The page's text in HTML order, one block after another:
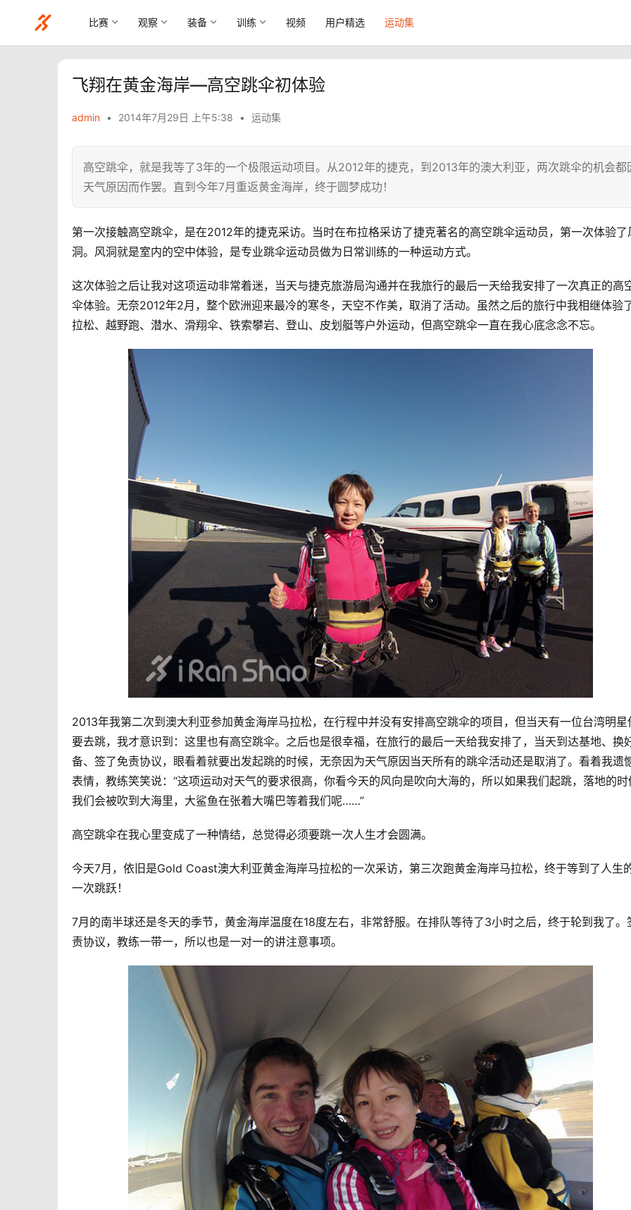
比赛 观察 装备 训练 视频 用户精选 运动集
飞翔在黄金海岸—高空跳伞初体验
admin • 2014年7月29日 上午5:38 • 运动集
高空跳伞，就是我等了3年的一个极限运动项目。从2012年的捷克，到2013年的澳大利亚，两次跳伞的机会都
天气原因而作罢。直到今年7月重返黄金海岸，终于圆梦成功！
第一次接触高空跳伞，是在2012年的捷克采访。当时在布拉格采访了捷克著名的高空跳伞运动员，第一次体验了
洞。风洞就是室内的空中体验，是专业跳伞运动员做为日常训练的一种运动方式。
这次体验之后让我对这项运动非常着迷，当天与捷克旅游局沟通并在我旅行的最后一天给我安排了一次真正的高
伞体验。无奈2012年2月，整个欧洲迎来最冷的寒冬，天空不作美，取消了活动。虽然之后的旅行中我相继体验
拉松、越野跑、潜水、滑翔伞、铁索攀岩、登山、皮划艇等户外运动，但高空跳伞一直在我心底念念不忘。
2013年我第二次到澳大利亚参加黄金海岸马拉松，在行程中并没有安排高空跳伞的项目，但当天有一位台湾明星
要去跳，我才意识到：这里也有高空跳伞。之后也是很幸福，在旅行的最后一天给我安排了，当天到达基地、换
备、签了免责协议，眼看着就要出发起跳的时候，无奈因为天气原因当天所有的跳伞活动还是取消了。看着我遗
表情，教练笑笑说：“这项运动对天气的要求很高，你看今天的风向是吹向大海的，所以如果我们起跳，落地的时
我们会被吹到大海里，大鲨鱼在张着大嘴巴等着我们呢……”
高空跳伞在我心里变成了一种情结，总觉得必须要跳一次人生才会圆满。
今天7月，依旧是Gold Coast澳大利亚黄金海岸马拉松的一次采访，第三次跑黄金海岸马拉松，终于等到了人生
一次跳跃！
7月的南半球还是冬天的季节，黄金海岸温度在18度左右，非常舒服。在排队等待了3小时之后，终于轮到我了。
责协议，教练一带一，所以也是一对一的讲注意事项。